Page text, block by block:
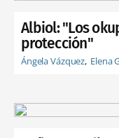
Albiol: "Los
protección"
Ángela Vázquez Elena